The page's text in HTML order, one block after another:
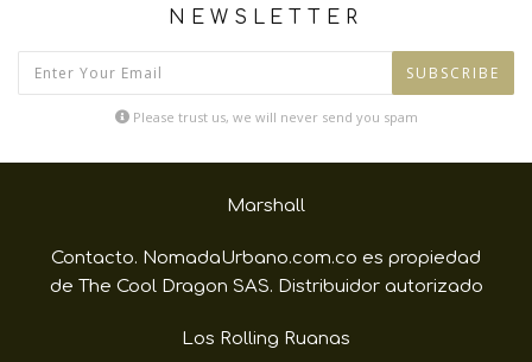
NEWSLETTER
SUBSCRIBE
Please trust us, we will never send you spam
Marshall
Contacto. NomadaUrbano.com.co es propiedad
de The Cool Dragon SAS. Distribuidor autorizado
Los Rolling Ruanas